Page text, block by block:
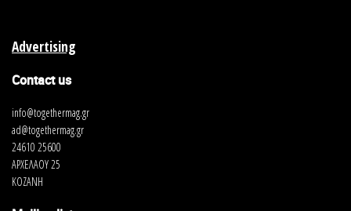
Advertising
Contact us
info@togethermag.gr
ad@togethermag.gr
24610 25600
ΑΡΧΕΛΑΟΥ 25
ΚΟΖΑΝΗ